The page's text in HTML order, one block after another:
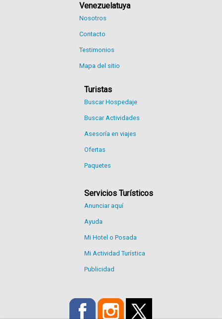
Venezuelatuya
Nosotros
Contacto
Testimonios
Mapa del sitio
Turistas
Buscar Hospedaje
Buscar Actividades
Asesoría en viajes
Ofertas
Paquetes
Servicios Turísticos
Anunciar aquí
Ayuda
Mi Hotel o Posada
Mi Actividad Turística
Publicidad